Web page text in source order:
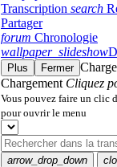
Transcription search
Partager
forum Chronologie
wallpaper_slideshow
Plus Fermer
Chargement Cliquez
Vous pouvez faire un clic
pour ouvrir le menu
arrow_drop_down